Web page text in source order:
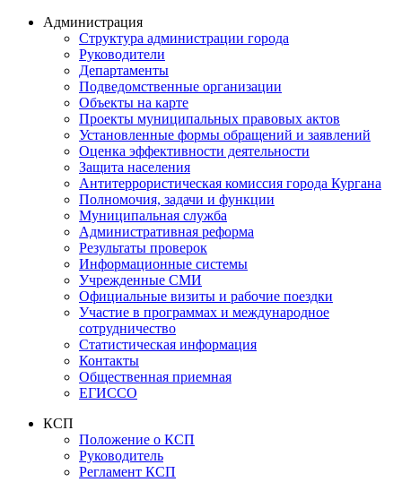
Администрация
Структура администрации города
Руководители
Департаменты
Подведомственные организации
Объекты на карте
Проекты муниципальных правовых актов
Установленные формы обращений и заявлений
Оценка эффективности деятельности
Защита населения
Антитеррористическая комиссия города Кургана
Полномочия, задачи и функции
Муниципальная служба
Административная реформа
Результаты проверок
Информационные системы
Учрежденные СМИ
Официальные визиты и рабочие поездки
Участие в программах и международное
сотрудничество
Статистическая информация
Контакты
Общественная приемная
ЕГИССО
КСП
Положение о КСП
Руководитель
Регламент КСП